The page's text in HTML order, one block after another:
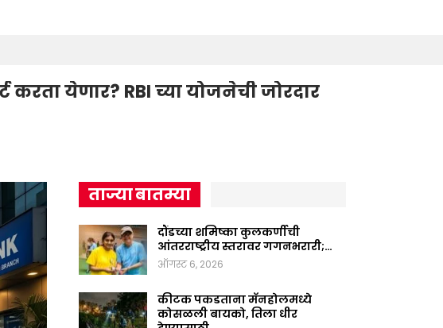
येणार? RBI च्या योजनेची जोरदार
ताज्या बातम्या
दौंडच्या शमिष्का कुलकर्णीची
आंतरराष्ट्रीय स्तरावर गगनभरारी;…
ऑगस्ट 6, 2026
कीटक पकडताना मॅनहोलमध्ये
कोसळली बायको, तिला धीर